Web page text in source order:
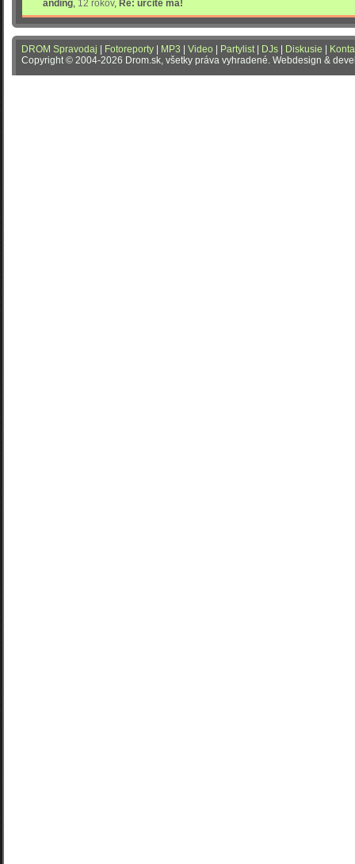
anding, 12 rokov, Re: určite má!
DROM Spravodaj Fotoreporty MP3 Video Partylist| DJs Diskusie
Copyright © 2004-2026 Drom.sk, všetky práva vyhradené. Webdesign &